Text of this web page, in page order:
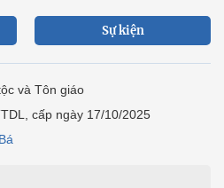
Sự kiện
và Tôn giáo
cấp ngày 17/10/2025